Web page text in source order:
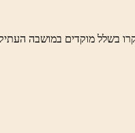
בשלל מוקדים במושבה